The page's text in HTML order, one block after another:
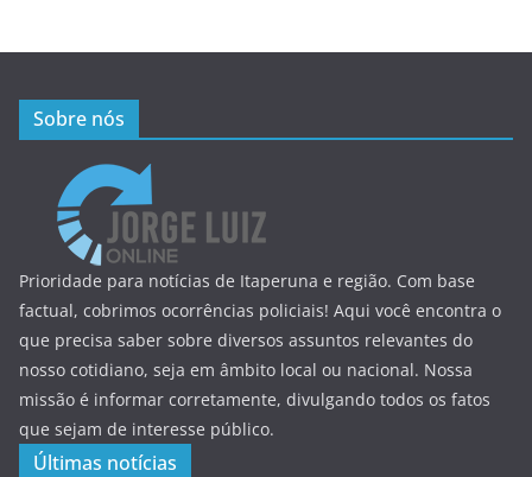
Sobre nós
Prioridade para notícias de Itaperuna e região. Com base
factual, cobrimos ocorrências policiais! Aqui você encontra o
que precisa saber sobre diversos assuntos relevantes do
nosso cotidiano, seja em âmbito local ou nacional. Nossa
missão é informar corretamente, divulgando todos os fatos
que sejam de interesse público.
Últimas notícias